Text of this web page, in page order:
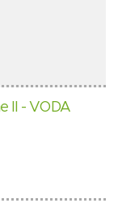
II - VODA